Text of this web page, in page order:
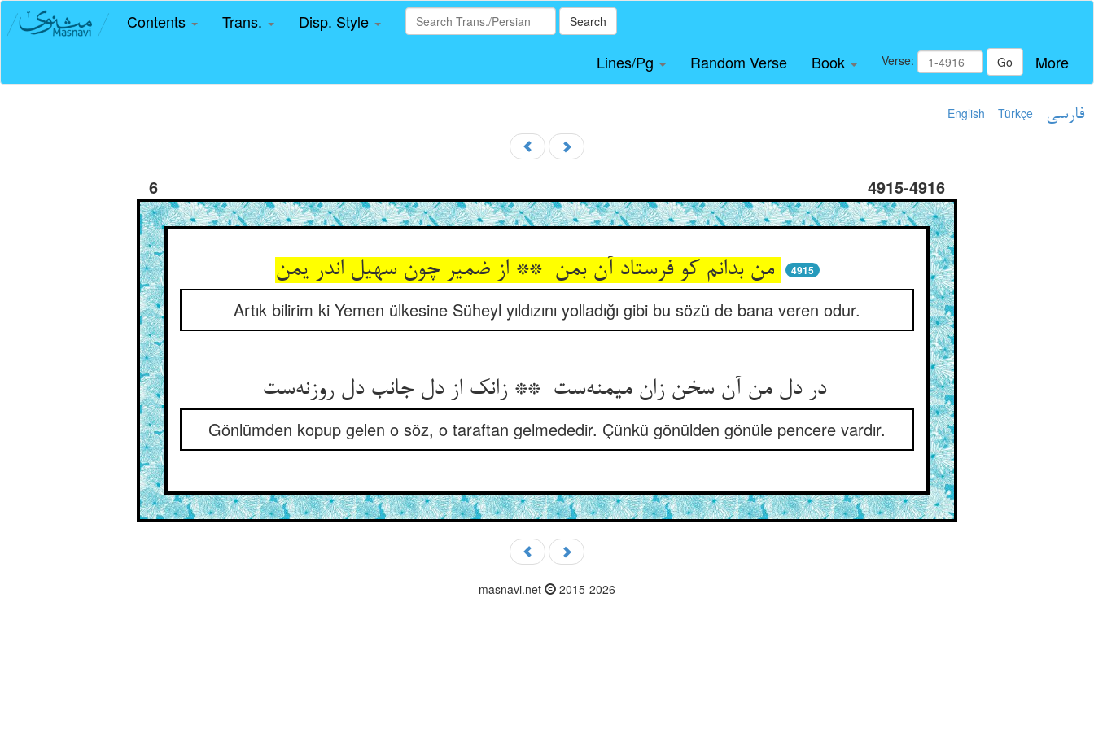
Contents Trans. Disp. Style Search
Lines/Pg Random Verse Book Verse: Go More
English Türkçe فارسی
6 4915-4916
من بدانم کو فرستاد آن بمن ** از ضمیر چون سهیل اندر یمن 4915
Artık bilirim ki Yemen ülkesine Süheyl yıldızını yolladığı gibi bu sözü de bana veren odur.
در دل من آن سخن زان میمنه‌ست ** زانک از دل جانب دل روزنه‌ست
Gönlümden kopup gelen o söz, o taraftan gelmededir. Çünkü gönülden gönüle pencere vardır.
masnavi.net 2015-2026